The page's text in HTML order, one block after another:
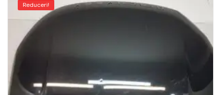
Reduceri!